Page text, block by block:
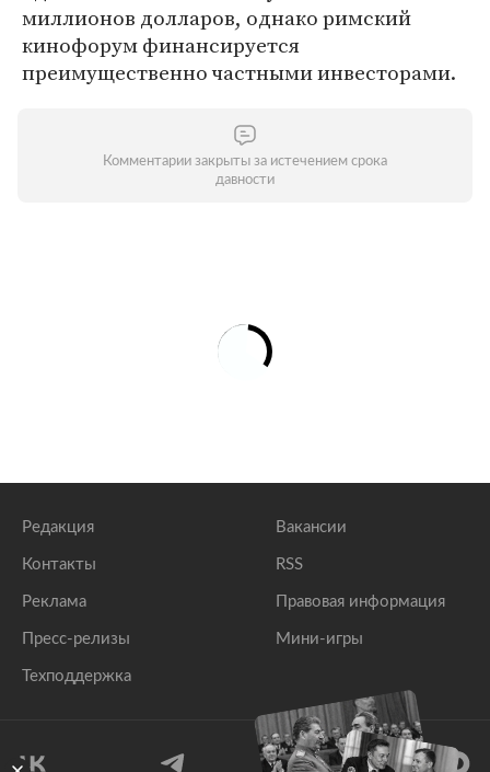
миллионов долларов, однако римский
кинофорум финансируется
преимущественно частными инвесторами.
Комментарии закрыты за истечением срока
давности
Редакция
Контакты
Реклама
Пресс-релизы
Техподдержка
Вакансии
RSS
Правовая информация
Мини-игры